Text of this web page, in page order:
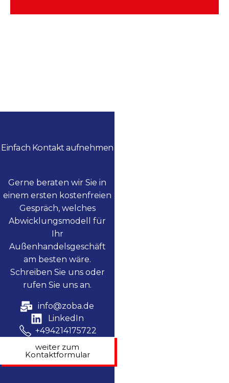
Einfach Kontakt aufnehmen
Gerne beraten wir Sie in
einem ersten kostenfreien
Gespräch, welches
Abwicklungsmodell für
Ihr
Außenhandelsgeschäft
am besten wäre.
Schreiben Sie uns oder
rufen Sie uns an.
info@zoba.de
LinkedIn
+494214175722
weiter zum
Kontaktformular